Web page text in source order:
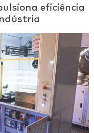
eficiência